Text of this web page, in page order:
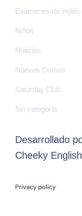
Exámenes de inglés
Niños
Noticias
Nuevos Cursos
Saturday Club
Sin categoría
Desarrollado
Cheeky English
Privacy policy